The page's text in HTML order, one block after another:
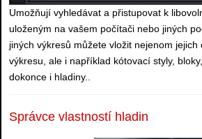
Umožňují vyhledávat a přistupovat k
uloženým na vašem počítači nebo jiných
jiných výkresů můžete vložit nejenom
výkresu, ale i například kótovací styly,
dokonce i hladiny..
Správce vlastností hladin